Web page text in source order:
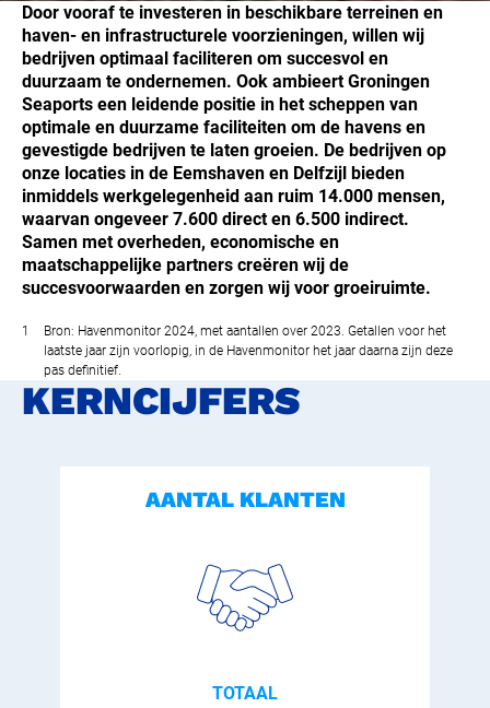
Door vooraf te investeren in beschikbare terreinen en
haven- en infrastructurele voorzieningen, willen wij
bedrijven optimaal faciliteren om succesvol en
duurzaam te ondernemen. Ook ambieert Groningen
Seaports een leidende positie in het scheppen van
optimale en duurzame faciliteiten om de havens en
gevestigde bedrijven te laten groeien. De bedrijven op
onze locaties in de Eemshaven en Delfzijl bieden
inmiddels werkgelegenheid aan ruim 14.000 mensen,
waarvan ongeveer 7.600 direct en 6.500 indirect.
Samen met overheden, economische en
maatschappelijke partners creëren wij de
succesvoorwaarden en zorgen wij voor groeiruimte.
1
Bron: Havenmonitor 2024, met aantallen over 2023. Getallen voor het
laatste jaar zijn voorlopig, in de Havenmonitor het jaar daarna zijn deze
pas definitief.
KERNCIJFERS
AANTAL KLANTEN
TOTAAL